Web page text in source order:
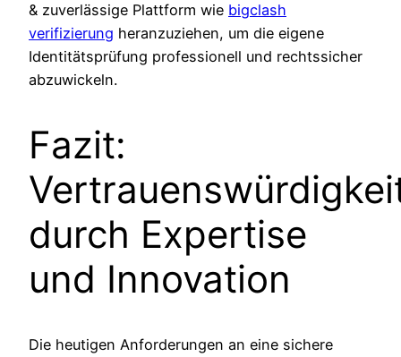
& zuverlässige Plattform wie bigclash
verifizierung heranzuziehen, um die eigene
Identitätsprüfung professionell und rechtssicher
abzuwickeln.
Fazit:
durch Expertise
und Innovation
Die heutigen Anforderungen an eine sichere